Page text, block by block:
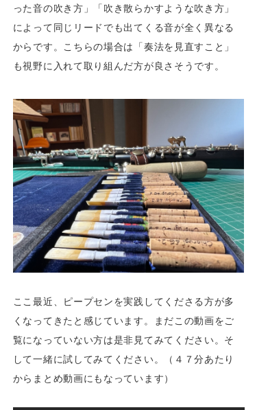
った音の吹き方」「吹き散らかすような吹き方」
によって同じリードでも出てくる音が全く異なる
からです。こちらの場合は「奏法を見直すこと」
も視野に入れて取り組んだ方が良さそうです。
ここ最近、ピープセンを実践してくださる方が多
くなってきたと感じています。まだこの動画をご
覧になっていない方は是非見てみてください。そ
して一緒に試してみてください。（４７分あたり
からまとめ動画にもなっています）